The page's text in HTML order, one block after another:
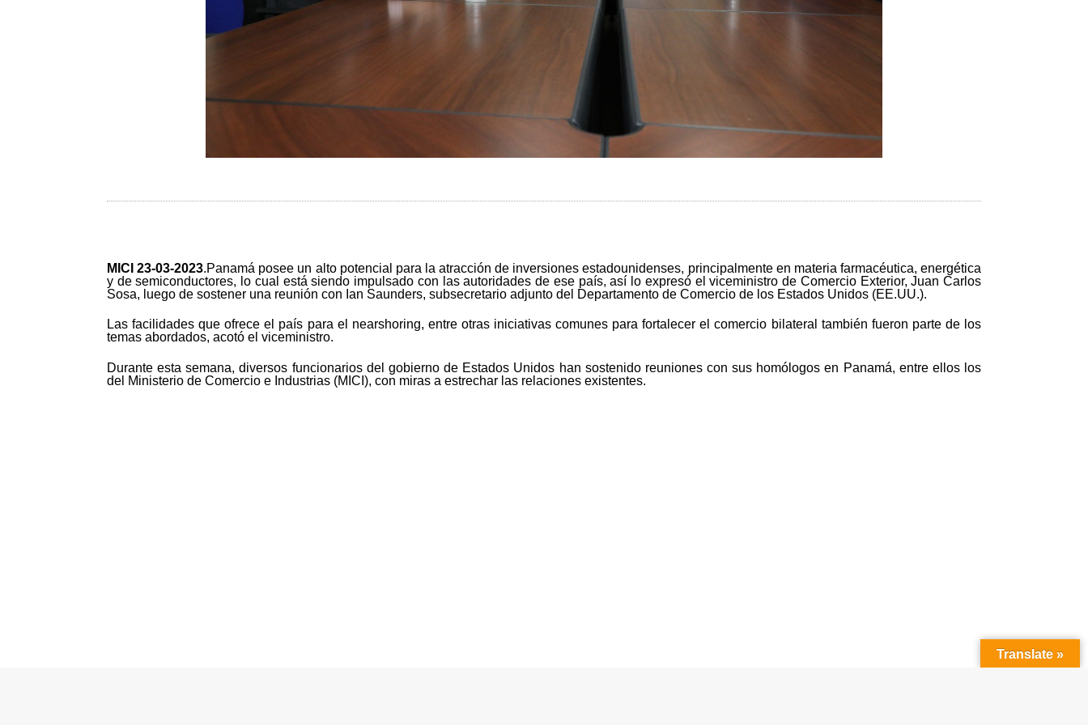
MICI 23-03-2023.Panamá posee un alto potencial para la atracción de inversiones estadounidenses, principalmente en materia farmacéutica, energética
y de semiconductores, lo cual está siendo impulsado con las autoridades de ese país, así lo expresó el viceministro de Comercio Exterior, Juan Carlos
Sosa, luego de sostener una reunión con Ian Saunders, subsecretario adjunto del Departamento de Comercio de los Estados Unidos (EE.UU.).
Las facilidades que ofrece el país para el nearshoring, entre otras iniciativas comunes para fortalecer el comercio bilateral también fueron parte de los
temas abordados, acotó el viceministro.
Durante esta semana, diversos funcionarios del gobierno de Estados Unidos han sostenido reuniones con sus homólogos en Panamá, entre ellos los
del Ministerio de Comercio e Industrias (MICI), con miras a estrechar las relaciones existentes.
Translate »